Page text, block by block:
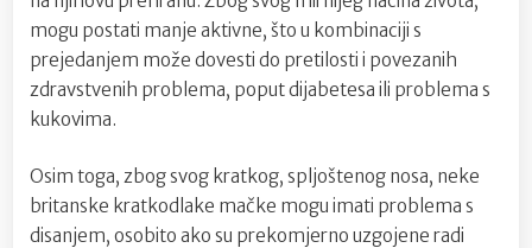
mogu postati manje aktivne, što u kombinaciji s
prejedanjem može dovesti do pretilosti i povezanih
zdravstvenih problema, poput dijabetesa ili problema s
kukovima.
Osim toga, zbog svog kratkog, spljoštenog nosa, neke
britanske kratkodlake mačke mogu imati problema s
disanjem, osobito ako su prekomjerno uzgojene radi